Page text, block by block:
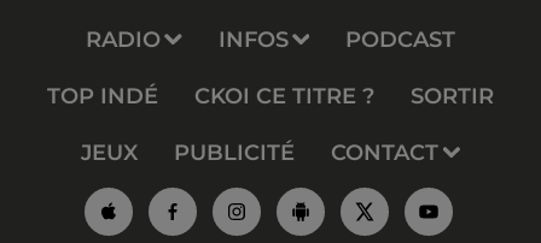
RADIO INFOS PODCAST
TOP INDÉ CKOI CE TITRE ? SORTIR
JEUX PUBLICITÉ CONTACT